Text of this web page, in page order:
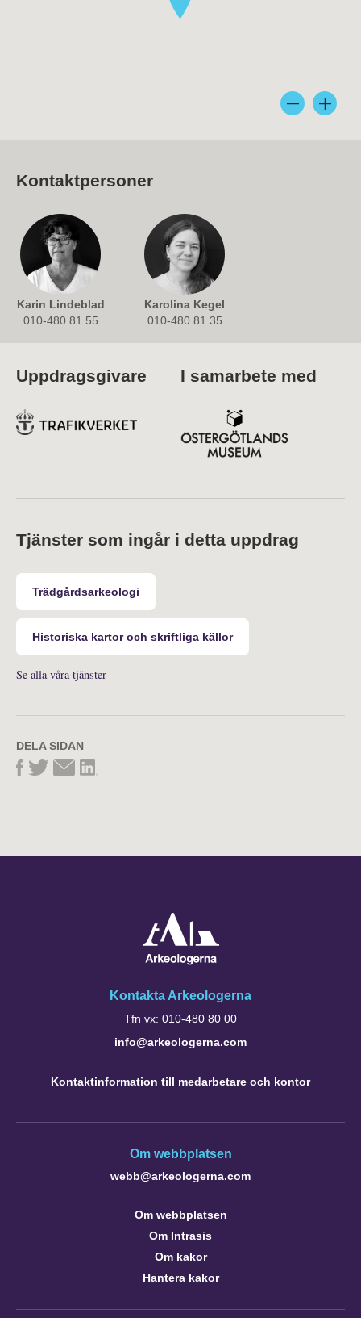
Kontaktpersoner
Karin Lindeblad
010-480 81 55
Karolina Kegel
010-480 81 35
Uppdragsgivare I samarbete med
Tjänster som ingår i detta uppdrag
Trädgårdsarkeologi
Historiska kartor och skriftliga källor
Se alla våra tjänster
DELA SIDAN
Kontakta Arkeologerna
Tfn vx: 010-480 80 00
info@arkeologerna.com
Kontaktinformation till medarbetare och kontor
Om webbplatsen
webb@arkeologerna.com
Om webbplatsen
Om Intrasis
Om kakor
Hantera kakor